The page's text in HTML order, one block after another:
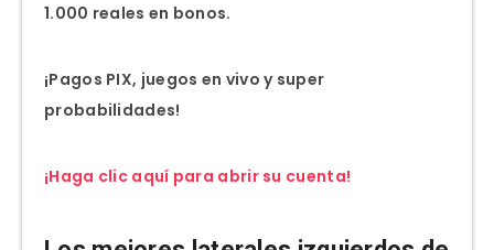
1.000 reales en bonos.
¡Pagos PIX, juegos en vivo y super
probabilidades!
¡Haga clic aquí para abrir su cuenta!